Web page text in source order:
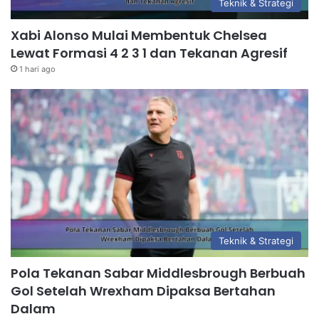
Teknik & Strategi
Xabi Alonso Mulai Membentuk Chelsea
Lewat Formasi 4 2 3 1 dan Tekanan Agresif
1 hari ago
Teknik & Strategi
Pola Tekanan Sabar Middlesbrough Berbuah
Gol Setelah Wrexham Dipaksa Bertahan
Dalam